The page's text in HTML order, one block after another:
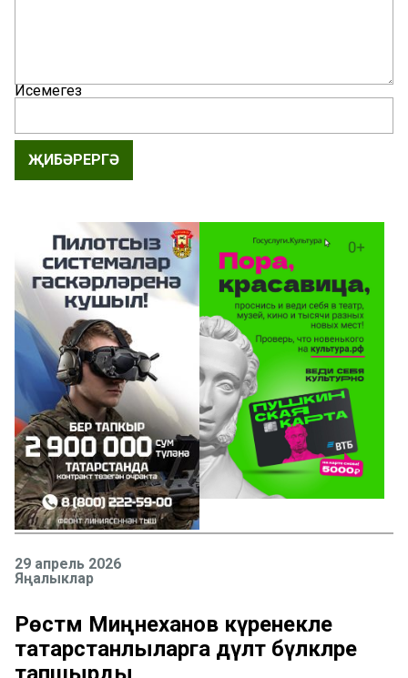
Исемегез
ҖИБӘРЕРГӘ
29 апрель 2026
Яңалыклар
Рөстәм Миңнеханов күренекле
татарстанлыларга дәүләт бүләкләре